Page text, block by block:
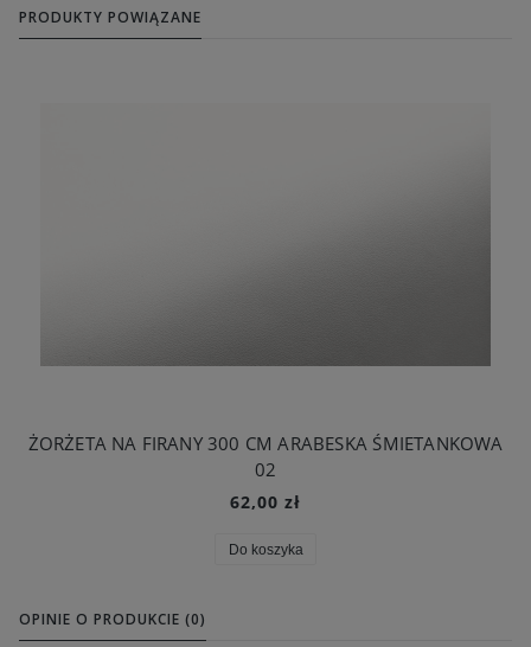
PRODUKTY POWIĄZANE
ŻORŻETA NA FIRANY 300 CM ARABESKA ŚMIETANKOWA
02
62,00 zł
Do koszyka
OPINIE O PRODUKCIE (0)